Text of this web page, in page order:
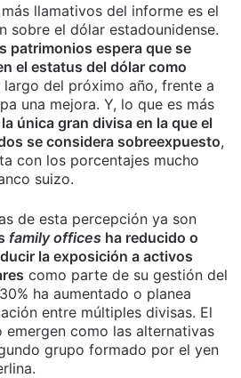
llamativos del informe es el
sobre el dólar estadounidense.
patrimonios espera que se
el estatus del dólar como
largo del próximo año, frente a
una mejora. Y, lo que es más
la única gran divisa en la que el
se considera sobreexpuesto,
con los porcentajes mucho
suizo.
de esta percepción ya son
family offices ha reducido o
la exposición a activos
como parte de su gestión del
ha aumentado o planea
entre múltiples divisas. El
como las alternativas
grupo formado por el yen